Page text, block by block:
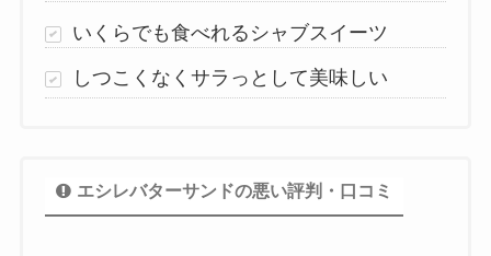
いくらでも食べれるシャブスイーツ
しつこくなくサラっとして美味しい
エシレバターサンドの悪い評判・口コミ